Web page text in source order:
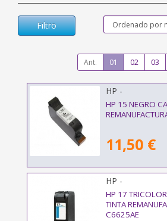
Filtro
Ant. 01 02 03
HP -
HP 15 NEGRO
11,50 €
HP -
HP 17
TINTA
C6625AE